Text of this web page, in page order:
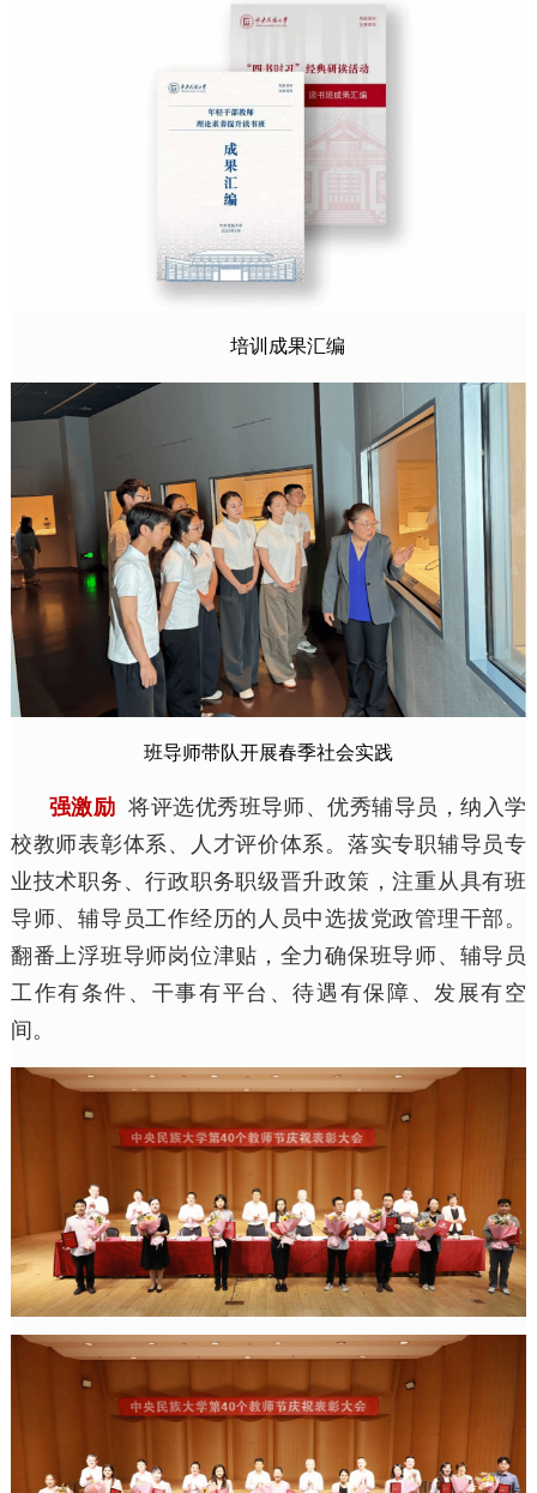
培训成果汇编
班导师带队开展春季社会实践
强激励 将评选优秀班导师、优秀辅导员，纳入学
校教师表彰体系、人才评价体系。落实专职辅导员专
业技术职务、行政职务职级晋升政策，注重从具有班
导师、辅导员工作经历的人员中选拔党政管理干部。
翻番上浮班导师岗位津贴，全力确保班导师、辅导员
工作有条件、干事有平台、待遇有保障、发展有空
间。